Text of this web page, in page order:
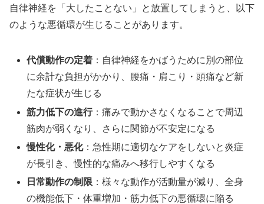
自律神経を「大したことない」と放置してしまうと、以下
のような悪循環が生じることがあります。
代償動作の定着 ：自律神経をかばうために別の部位
に余計な負担がかかり、腰痛・肩こり・頭痛など新
たな症状が生じる
筋力低下の進行：痛みで動かさなくなることで周辺
筋肉が弱くなり、さらに関節が不安定になる
慢性化・悪化：急性期に適切なケアをしないと炎症
が長引き、慢性的な痛みへ移行しやすくなる
日常動作の制限 ：様々な動作が活動量が減り、全身
の機能低下・体重増加・筋力低下の悪循環に陥る